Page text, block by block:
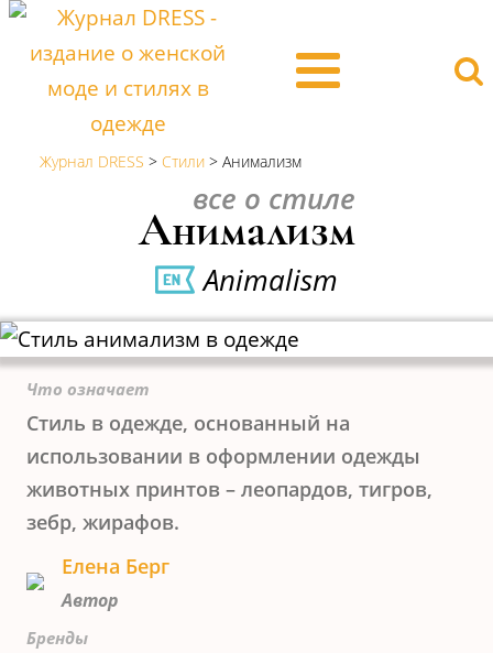
Журнал DRESS > Стили > Анимализм
все о стиле
Анимализм
Animalism
Что означает
Стиль в одежде, основанный на
использовании в оформлении одежды
животных принтов – леопардов, тигров,
зебр, жирафов.
Елена Берг
Автор
Бренды